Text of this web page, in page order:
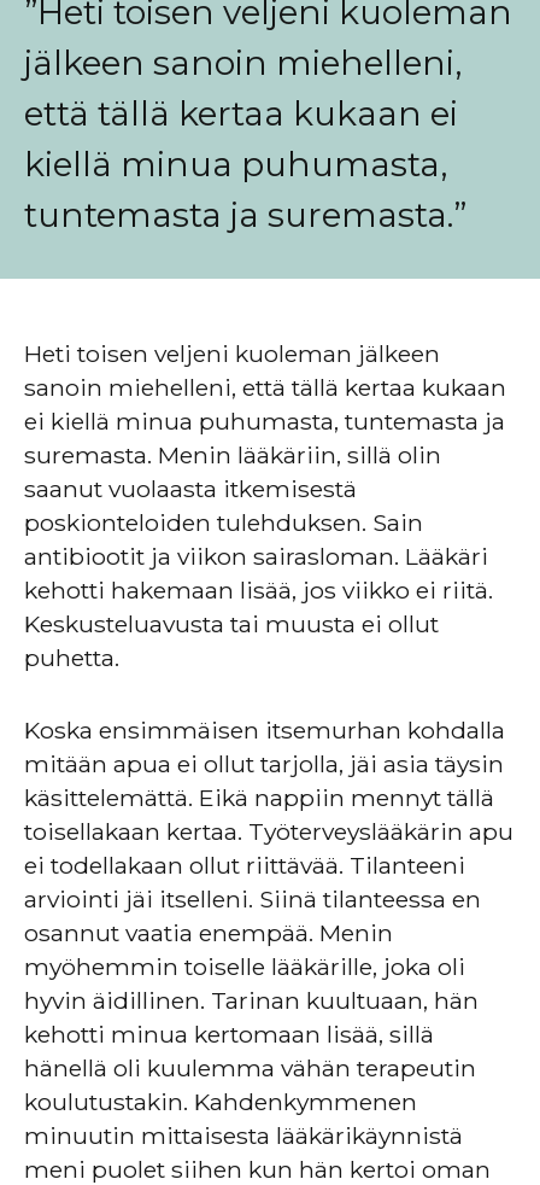
”Heti toisen veljeni kuoleman
jälkeen sanoin miehelleni,
että tällä kertaa kukaan ei
kiellä minua puhumasta,
tuntemasta ja suremasta.”
Heti toisen veljeni kuoleman jälkeen
sanoin miehelleni, että tällä kertaa kukaan
ei kiellä minua puhumasta, tuntemasta ja
suremasta. Menin lääkäriin, sillä olin
saanut vuolaasta itkemisestä
poskionteloiden tulehduksen. Sain
antibiootit ja viikon sairasloman. Lääkäri
kehotti hakemaan lisää, jos viikko ei riitä.
Keskusteluavusta tai muusta ei ollut
puhetta.
Koska ensimmäisen itsemurhan kohdalla
mitään apua ei ollut tarjolla, jäi asia täysin
käsittelemättä. Eikä nappiin mennyt tällä
toisellakaan kertaa. Työterveyslääkärin apu
ei todellakaan ollut riittävää. Tilanteeni
arviointi jäi itselleni. Siinä tilanteessa en
osannut vaatia enempää. Menin
myöhemmin toiselle lääkärille, joka oli
hyvin äidillinen. Tarinan kuultuaan, hän
kehotti minua kertomaan lisää, sillä
hänellä oli kuulemma vähän terapeutin
koulutustakin. Kahdenkymmenen
minuutin mittaisesta lääkärikäynnistä
meni puolet siihen kun hän kertoi oman